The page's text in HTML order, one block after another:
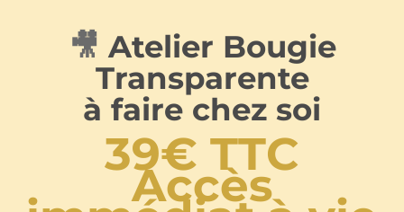
🎥 Atelier Bougie
Transparente
à faire chez soi
39€ TTC
Accès